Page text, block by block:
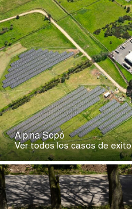
Alpina Sopó
Ver todos los casos de exito